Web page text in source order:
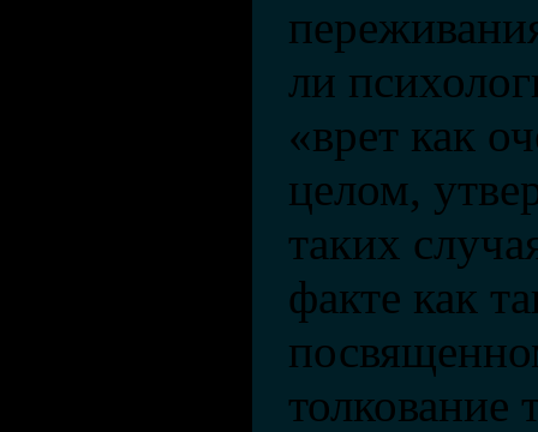
ли
«врет как
целом,
таких
факте как
толкование